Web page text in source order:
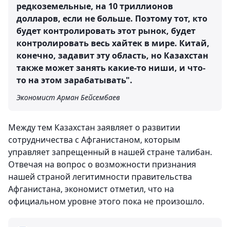
редкоземельные, на 10 триллионов
долларов, если не больше. Поэтому тот, кто
будет контролировать этот рынок, будет
контролировать весь хайтек в мире. Китай,
конечно, задавит эту область, но Казахстан
также может занять какие-то ниши, и что-
то на этом зарабатывать".
Экономист Арман Бейсембаев
Между тем Казахстан заявляет о развитии
сотрудничества с Афганистаном, которым
управляет запрещенный в нашей стране талибан.
Отвечая на вопрос о возможности признания
нашей страной легитимности правительства
Афганистана, экономист отметил, что на
официальном уровне этого пока не произошло.